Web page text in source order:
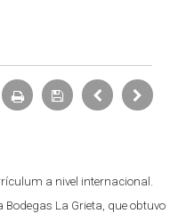
a nivel internacional.
La Grieta, que obtuvo